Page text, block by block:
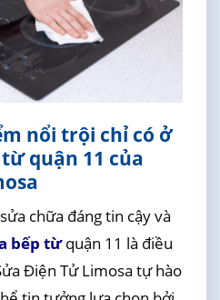
nổi trội chỉ có ở
quận 11 của
chữa đáng tin cậy và
bếp từquận 11 là điều
Điện Tử Limosa tự hào